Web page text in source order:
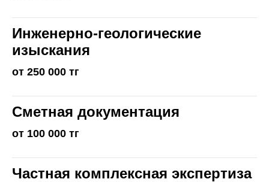
Инженерно-геологические
изыскания
от 250 000 тг
Сметная документация
от 100 000 тг
Частная комплексная экспертиза